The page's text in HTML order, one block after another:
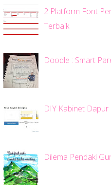
2 Platform Font
Terbaik
Doodle : Smart
DIY Kabinet Dapur
Dilema Pendaki